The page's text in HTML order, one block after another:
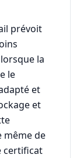
prévoit
la
le
et
et
même de
certificat